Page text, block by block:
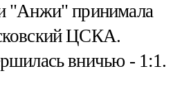
"Анжи" принимала
ЦСКА.
вничью - 1:1.